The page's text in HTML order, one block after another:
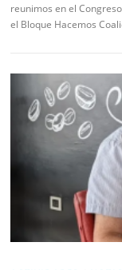
reunimos en el
el Bloque Hacemos